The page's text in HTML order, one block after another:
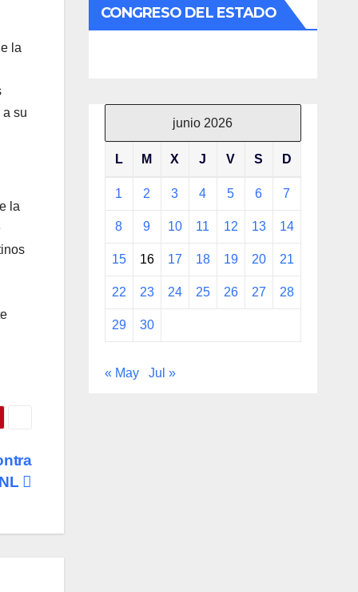
la
su
la
CONGRESO DEL ESTADO
junio 2026
L M X J V S D
1 2 3 4 5 6 7
8 9 10 11 12 13 14
15 16 17 18 19 20 21
22 23 24 25 26 27 28
29 30
« May Jul »